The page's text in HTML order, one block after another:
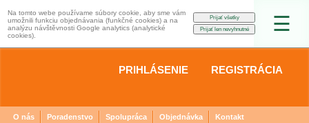
Na tomto webe používame súbory cookie, aby sme vám
umožnili funkciu objednávania (funkčné cookies) a na
analýzu návštěvnosti Google analytics (analytické
cookies).
☰
O nás Poradenstvo Spolupráca Objednávka Kontakt
PRIHLÁSENIE REGISTRÁCIA